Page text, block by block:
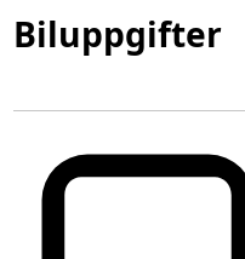
Biluppgifter